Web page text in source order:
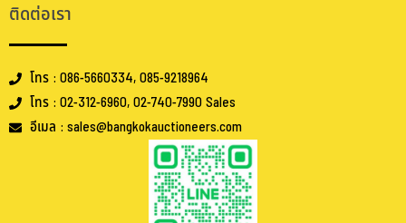
ติดต่อเรา
โทร : 086-5660334, 085-9218964
โทร : 02-312-6960, 02-740-7990 Sales
อีเมล : sales@bangkokauctioneers.com